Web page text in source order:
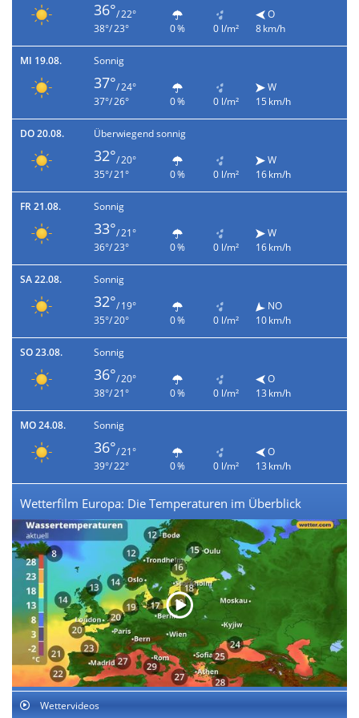
36°/ 22°
38°/ 23°
0 % 0 l/m²
O
8 km/h
MI 19.08. Sonnig
37°/ 24°
37°/ 26°
0 % 0 l/m²
W
15 km/h
DO 20.08. Überwiegend sonnig
32°/ 20°
35°/ 21°
0 % 0 l/m²
W
16 km/h
FR 21.08. Sonnig
33°/ 21°
36°/ 23°
0 % 0 l/m²
W
16 km/h
SA 22.08. Sonnig
32°/ 19°
35°/ 20°
0 % 0 l/m²
NO
10 km/h
SO 23.08. Sonnig
36°/ 20°
38°/ 21°
0 % 0 l/m²
O
13 km/h
MO 24.08. Sonnig
36°/ 21°
39°/ 22°
0 % 0 l/m²
O
13 km/h
Wetterfilm Europa: Die Temperaturen im Überblick
Wettervideos